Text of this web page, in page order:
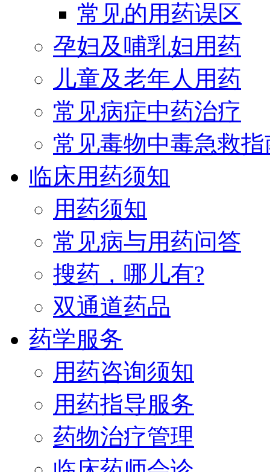
常见的用药误区
孕妇及哺乳妇用药
儿童及老年人用药
常见病症中药治疗
常见毒物中毒急救指
临床用药须知
用药须知
常见病与用药问答
搜药，哪儿有?
双通道药品
药学服务
用药咨询须知
用药指导服务
药物治疗管理